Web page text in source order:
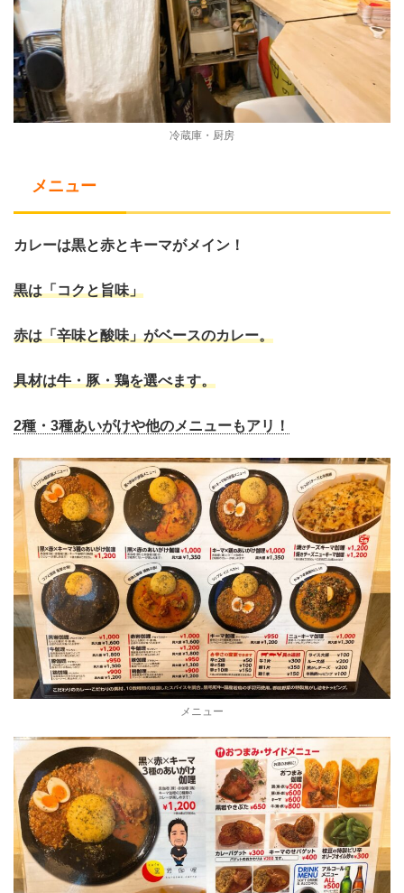
冷蔵庫・厨房
メニュー
カレーは黒と赤とキーマがメイン！
黒は「コクと旨味」
赤は「辛味と酸味」がベースのカレー。
具材は牛・豚・鶏を選べます。
2種・3種あいがけや他のメニューもアリ！
メニュー